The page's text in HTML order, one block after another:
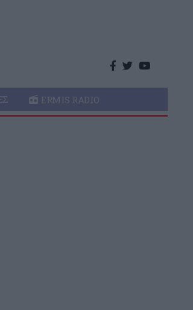
ERMIS RADIO